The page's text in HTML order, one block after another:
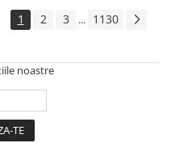
1 2 3 ... 1130
noastre